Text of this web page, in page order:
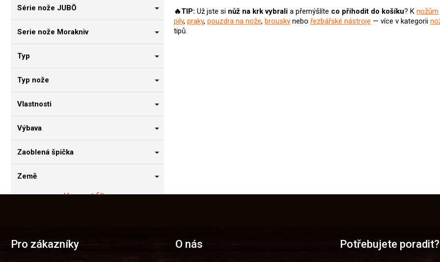
Série nože JUBÖ
Serie nože Morakniv
Typ
Typ nože
Vlastnosti
Výbava
Zaoblená špička
Země
Vymazat filtry
u
🔥TIP: Už jste si nůž na krkvybrali a přemýšlíte co přihodit do košíku? K nožům
pily, praky, pouzdra na nože, brousky nebo řezbářské nástroje — více v kategorii
tipů.
Pro zákazníky O nás Potřebujete poradit?